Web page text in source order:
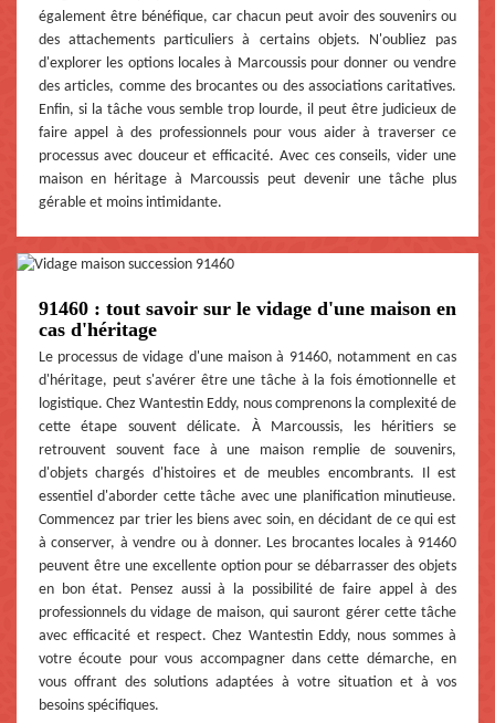
également être bénéfique, car chacun peut avoir des souvenirs ou
des attachements particuliers à certains objets. N'oubliez pas
d'explorer les options locales à Marcoussis pour donner ou vendre
des articles, comme des brocantes ou des associations caritatives.
Enfin, si la tâche vous semble trop lourde, il peut être judicieux de
faire appel à des professionnels pour vous aider à traverser ce
processus avec douceur et efficacité. Avec ces conseils, vider une
maison en héritage à Marcoussis peut devenir une tâche plus
gérable et moins intimidante.
91460 : tout savoir sur le vidage d'une maison en
cas d'héritage
Le processus de vidage d'une maison à 91460, notamment en cas
d'héritage, peut s'avérer être une tâche à la fois émotionnelle et
logistique. Chez Wantestin Eddy, nous comprenons la complexité de
cette étape souvent délicate. À Marcoussis, les héritiers se
retrouvent souvent face à une maison remplie de souvenirs,
d'objets chargés d'histoires et de meubles encombrants. Il est
essentiel d'aborder cette tâche avec une planification minutieuse.
Commencez par trier les biens avec soin, en décidant de ce qui est
à conserver, à vendre ou à donner. Les brocantes locales à 91460
peuvent être une excellente option pour se débarrasser des objets
en bon état. Pensez aussi à la possibilité de faire appel à des
professionnels du vidage de maison, qui sauront gérer cette tâche
avec efficacité et respect. Chez Wantestin Eddy, nous sommes à
votre écoute pour vous accompagner dans cette démarche, en
vous offrant des solutions adaptées à votre situation et à vos
besoins spécifiques.